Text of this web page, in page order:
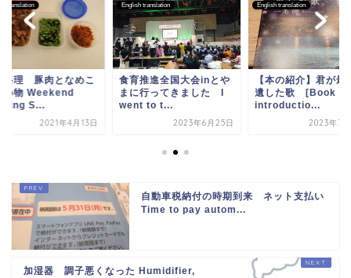
translation
料理 豚肉となめこ
め物 Weekend
S...
2021年4月13日
English translation
食育推進全国大会inとや
まに行ってきました I
went to t...
2023年6月25日
English translation
【本の紹介】君が最
遺した歌 [Book
introductio...
2023年7
自動車税納付の時期到来 ネット支払い
Time to pay autom...
加湿器 調子悪くなった Humidifier,